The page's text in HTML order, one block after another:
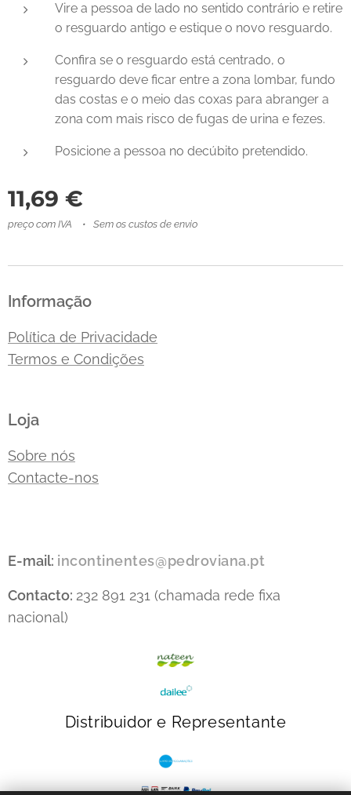
Vire a pessoa de lado no sentido contrário e retire
o resguardo antigo e estique o novo resguardo.
Confira se o resguardo está centrado, o
resguardo deve ficar entre a zona lombar, fundo
das costas e o meio das coxas para abranger a
zona com mais risco de fugas de urina e fezes.
Posicione a pessoa no decúbito pretendido.
11,69 €
preço com IVA Sem os custos de envio
Informação
Política de Privacidade
Termos e Condições
Loja
Sobre nós
Contacte-nos
E-mail: incontinentes@pedroviana.pt
Contacto: 232 891 231 (chamada rede fixa
nacional)
Distribuidor e Representante